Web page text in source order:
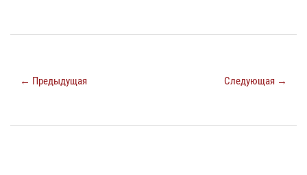
← Предыдущая Следующая →